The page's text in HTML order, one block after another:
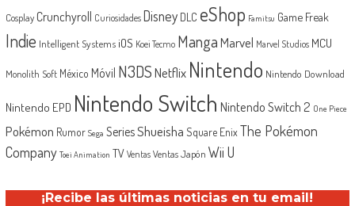
Cosplay Crunchyroll Curiosidades Disney DLC eShop Famitsu Game Freak
Indie Intelligent Systems iOS Koei Tecmo MangaMarvel Marvel Studios MCU
Monolith Soft México Móvil N3DSNetflix Nintendo Nintendo Download
Nintendo EPD Nintendo Switch Nintendo Switch 2 One Piece
Pokémon Rumor Sega SeriesShueisha Square EnixThe Pokémon
Company Toei Animation TV Ventas Ventas Japón Wii U
¡Recibe las últimas noticias en tu email!